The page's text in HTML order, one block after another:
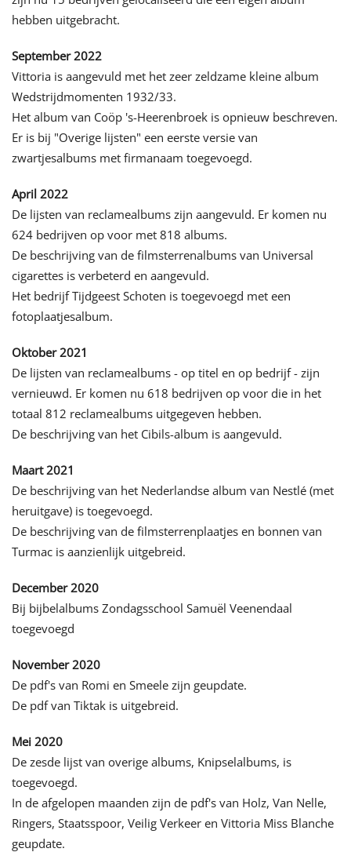
hebben uitgebracht.
September 2022
Vittoria is aangevuld met het zeer zeldzame kleine album
Wedstrijdmomenten 1932/33.
Het album van Coöp 's-Heerenbroek is opnieuw beschreven.
Er is bij "Overige lijsten" een eerste versie van
zwartjesalbums met firmanaam toegevoegd.
April 2022
De lijsten van reclamealbums zijn aangevuld. Er komen nu
624 bedrijven op voor met 818 albums.
De beschrijving van de filmsterrenalbums van Universal
cigarettes is verbeterd en aangevuld.
Het bedrijf Tijdgeest Schoten is toegevoegd met een
fotoplaatjesalbum.
Oktober 2021
De lijsten van reclamealbums - op titel en op bedrijf - zijn
vernieuwd. Er komen nu 618 bedrijven op voor die in het
totaal 812 reclamealbums uitgegeven hebben.
De beschrijving van het Cibils-album is aangevuld.
Maart 2021
De beschrijving van het Nederlandse album van Nestlé (met
heruitgave) is toegevoegd.
De beschrijving van de filmsterrenplaatjes en bonnen van
Turmac is aanzienlijk uitgebreid.
December 2020
Bij bijbelalbums Zondagsschool Samuël Veenendaal
toegevoegd
November 2020
De pdf's van Romi en Smeele zijn geupdate.
De pdf van Tiktak is uitgebreid.
Mei 2020
De zesde lijst van overige albums, Knipselalbums, is
toegevoegd.
In de afgelopen maanden zijn de pdf's van Holz, Van Nelle,
Ringers, Staatsspoor, Veilig Verkeer en Vittoria Miss Blanche
geupdate.